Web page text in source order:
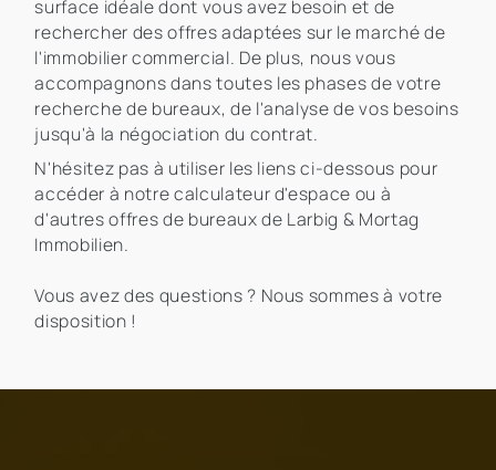
surface idéale dont vous avez besoin et de
rechercher des offres adaptées sur le marché de
l'immobilier commercial. De plus, nous vous
accompagnons dans toutes les phases de votre
recherche de bureaux, de l'analyse de vos besoins
jusqu'à la négociation du contrat.
N'hésitez pas à utiliser les liens ci-dessous pour
accéder à notre calculateur d'espace ou à
d'autres offres de bureaux de Larbig & Mortag
Immobilien.
Vous avez des questions ? Nous sommes à votre
disposition !